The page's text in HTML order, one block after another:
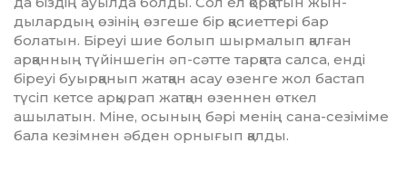
дылардың өзінің өзгеше бір қасиеттері бар
болатын. Біреуі шие бо­лып шырмалып қалған
арқан­ның түйіншегін әп-сәтте тарқата сал­са, енді
біреуі буырқанып жат­қан асау өзенге жол бастап
түсіп кет­се арқырап жатқан өзеннен өт­кел
ашылатын. Міне, осының бәрі менің сана-сезіміме
бала кезімнен әбден орнығып қалды.